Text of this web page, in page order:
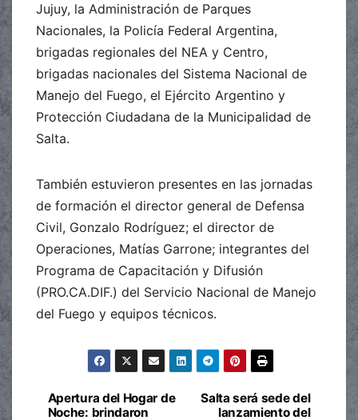
Jujuy, la Administración de Parques
Nacionales, la Policía Federal Argentina,
brigadas regionales del NEA y Centro,
brigadas nacionales del Sistema Nacional de
Manejo del Fuego, el Ejército Argentino y
Protección Ciudadana de la Municipalidad de
Salta.
También estuvieron presentes en las jornadas
de formación el director general de Defensa
Civil, Gonzalo Rodríguez; el director de
Operaciones, Matías Garrone; integrantes del
Programa de Capacitación y Difusión
(PRO.CA.DIF.) del Servicio Nacional de Manejo
del Fuego y equipos técnicos.
Navegación
Salta será sede del
lanzamiento del
Apertura del Hogar de
Noche: brindaron